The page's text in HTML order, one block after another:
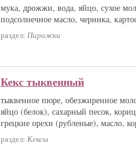
мука, дрожжи, вода, яйцо, сухое
подсолнечное масло, черника,
раздел: Пирожки
Кекс тыквенный
тыквенное пюре, обезжиренное
яйцо (белок), сахарный песок,
грецкие орехи (рубленые), масло,
раздел: Кексы